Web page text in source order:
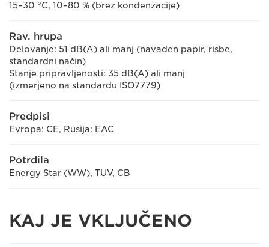
15–30 °C, 10–80 % (brez kondenzacije)
Rav. hrupa
Delovanje: 51 dB(A) ali manj (navaden papir, risbe,
standardni način)
Stanje pripravljenosti: 35 dB(A) ali manj
(izmerjeno na standardu ISO7779)
Predpisi
Evropa: CE, Rusija: EAC
Potrdila
Energy Star (WW), TUV, CB
KAJ JE VKLJUČENO